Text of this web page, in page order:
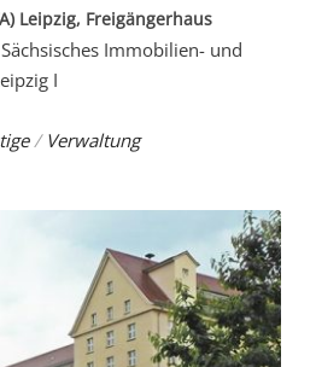
Leipzig, Freigängerhaus
Immobilien- und
I
/ Verwaltung